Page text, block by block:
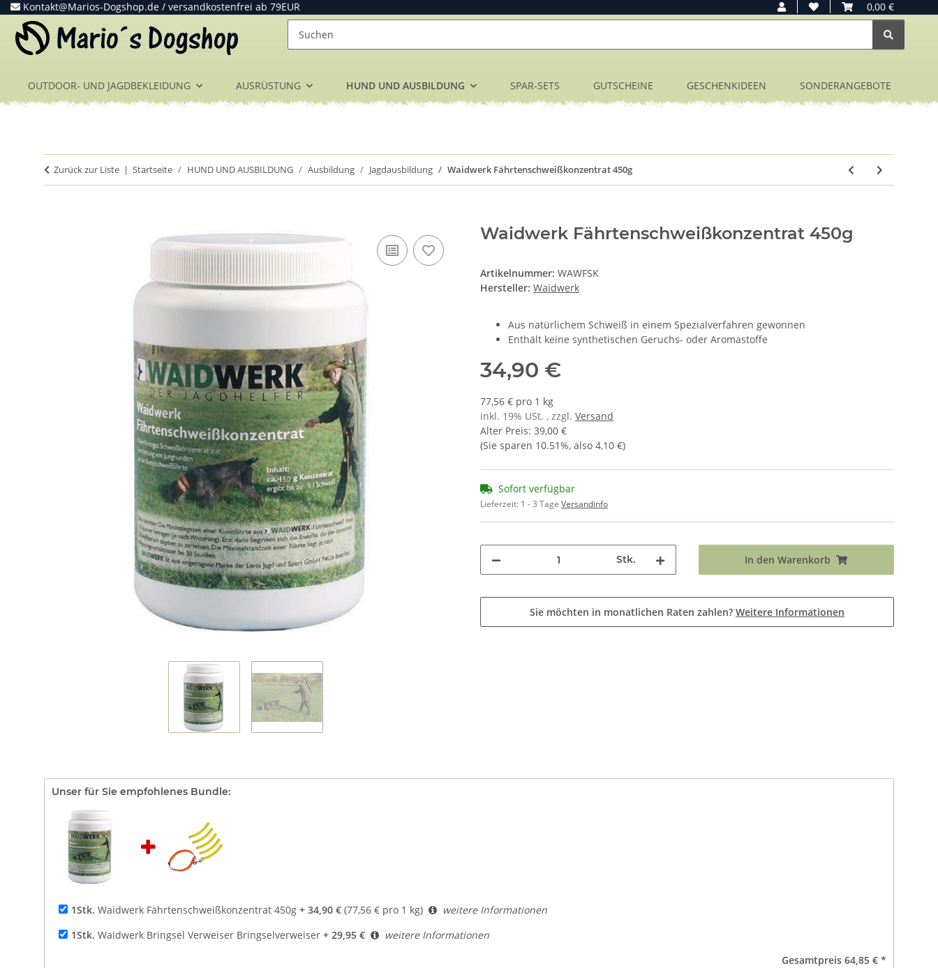
Kontakt@Marios-Dogshop.de / versandkostenfrei ab 79EUR 0,00 €
OUTDOOR- UND JAGDBEKLEIDUNG AUSRÜSTUNG HUND UND AUSBILDUNG SPAR-SETS GUTSCHEINE GESCHENKIDEEN SONDERANGEBOTE
Zurück zur Liste Startseite HUND UND AUSBILDUNG Ausbildung Jagdausbildung Waidwerk Fährtenschweißkonzentrat 450g
Waidwerk Fährtenschweißkonzentrat 450g
Artikelnummer: WAWFSK
Hersteller: Waidwerk
Aus natürlichem Schweiß in einem Spezialverfahren gewonnen
Enthält keine synthetischen Geruchs- oder Aromastoffe
34,90 €
77,56 € pro 1 kg
inkl. 19% USt. , zzgl. Versand
Alter Preis: 39,00 €
(Sie sparen 10.51%, also 4,10 €)
Sofort verfügbar
Lieferzeit: 1 - 3 Tage Versandinfo
Stk. In den Warenkorb
Sie möchten in monatlichen Raten zahlen? Weitere Informationen
Unser für Sie empfohlenes Bundle:
1Stk. Waidwerk Fährtenschweißkonzentrat 450g + 34,90 € (77,56 € pro 1 kg)
weitere Informationen
1Stk. Waidwerk Bringsel Verweiser Bringselverweiser + 29,95 €
weitere Informationen
Gesamtpreis 64,85 € *